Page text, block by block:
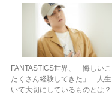
FANTASTICS世界、「悔しい
たくさん経験してきた」 人生
いて大切にしているものとは？